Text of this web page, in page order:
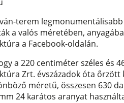
terem
a valós méretében,
a Facebook-oldalán.
a 220 centiméter széles és
Zrt. évszázadok óta
méretű, összesen 630
24 karátos aranyat